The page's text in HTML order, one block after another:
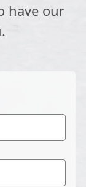
have our